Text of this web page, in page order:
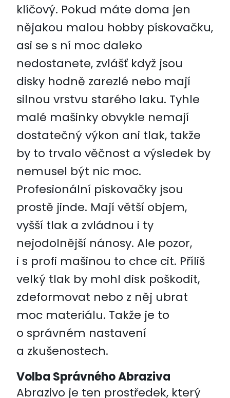
klíčový. Pokud máte doma jen
nějakou malou hobby pískovačku,
asi se s ní moc daleko
nedostanete, zvlášť když jsou
disky hodně zarezlé nebo mají
silnou vrstvu starého laku. Tyhle
malé mašinky obvykle nemají
dostatečný výkon ani tlak, takže
by to trvalo věčnost a výsledek by
nemusel být nic moc.
Profesionální pískovačky jsou
prostě jinde. Mají větší objem,
vyšší tlak a zvládnou i ty
nejodolnější nánosy. Ale pozor,
i s profi mašinou to chce cit. Příliš
velký tlak by mohl disk poškodit,
zdeformovat nebo z něj ubrat
moc materiálu. Takže je to
o správném nastavení
a zkušenostech.
Volba Správného Abraziva
Abrazivo je ten prostředek, který